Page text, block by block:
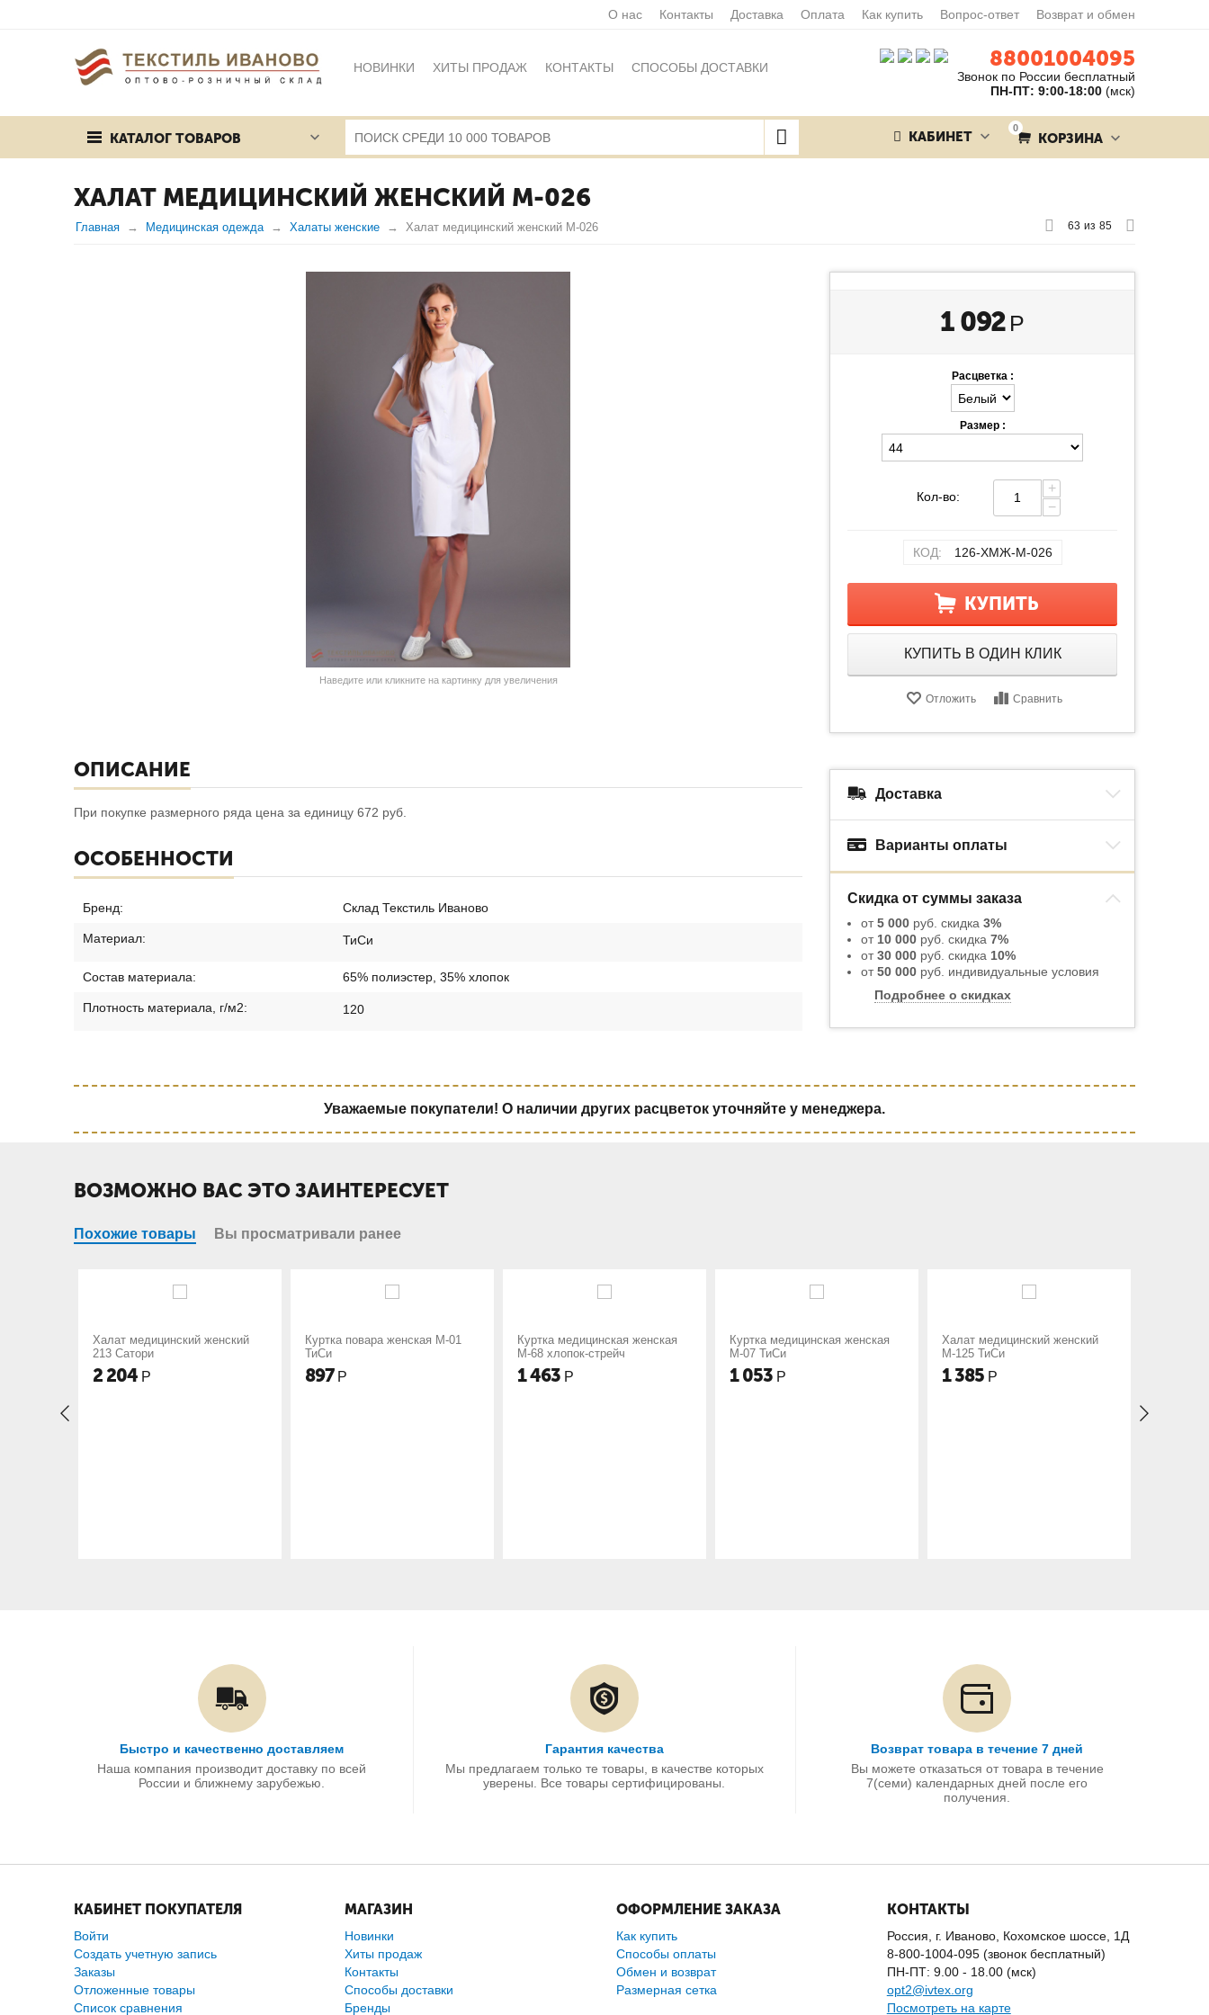
О нас Контакты Доставка Оплата Как купить Вопрос-ответ Возврат и обмен
НОВИНКИ ХИТЫ ПРОДАЖ КОНТАКТЫ СПОСОБЫ ДОСТАВКИ
ПУБЛИЧНАЯ ОФЕРТА
88001004095
Звонок по России бесплатный
ПН-ПТ: 9:00-18:00 (мск)
КАТАЛОГ ТОВАРОВ
0
КОРЗИНА
КАБИНЕТ
ХАЛАТ МЕДИЦИНСКИЙ ЖЕНСКИЙ М-026
Главная Медицинская одежда Халаты женские Халат медицинский женский М-026 63 из 85
Наведите или кликните на картинку для увеличения
1 092 Р
Расцветка :
Размер :
Кол-во:
+
−
КОД: 126-ХМЖ-М-026
КУПИТЬ
КУПИТЬ В ОДИН КЛИК
Отложить Сравнить
ОПИСАНИЕ
При покупке размерного ряда цена за единицу 672 руб.
ОСОБЕННОСТИ
Бренд: Склад Текстиль Иваново
Материал: ТиСи
Состав материала: 65% полиэстер, 35% хлопок
Плотность материала, г/м2: 120
Доставка
Варианты оплаты
Скидка от суммы заказа
от5 000 руб. скидка 3%
от 10 000 руб. скидка 7%
от30 000 руб. скидка 10%
от50 000 руб. индивидуальные условия
Подробнее о скидках
Уважаемые покупатели! О наличии других расцветок уточняйте у менеджера.
ВОЗМОЖНО ВАС ЭТО ЗАИНТЕРЕСУЕТ
Похожие товары Вы просматривали ранее
женский
Куртка повара женская М-01
Куртка медицинская женская
Куртка медицинская женская
М-07 ТиСи
Халат медицинский женский
Халат медицинский женский
М-60 ТиСи
Быстро и качественно доставляем
Наша компания производит доставку по всей
России и ближнему зарубежью.
Гарантия качества
Мы предлагаем только те товары, в качестве которых
уверены. Все товары сертифицированы.
Возврат товара в течение 7 дней
Вы можете отказаться от товара в течение
7(семи) календарных дней после его
получения.
КАБИНЕТ ПОКУПАТЕЛЯ
Войти
Создать учетную запись
Заказы
Отложенные товары
Список сравнения
МАГАЗИН
Новинки
Хиты продаж
Контакты
Способы доставки
Бренды
ОФОРМЛЕНИЕ ЗАКАЗА
Как купить
Способы оплаты
Обмен и возврат
Размерная сетка
КОНТАКТЫ
Россия, г. Иваново, Кохомское шоссе, 1Д
8-800-1004-095 (звонок бесплатный)
ПН-ПТ: 9.00 - 18.00 (мск)
opt2@ivtex.org
Посмотреть на карте